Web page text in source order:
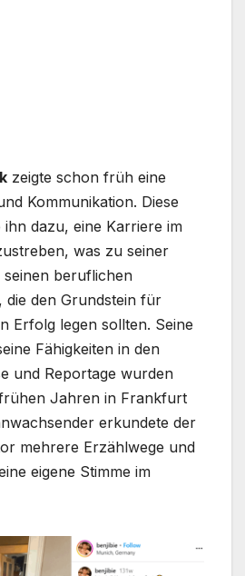
zeigte schon früh eine
Kommunikation. Diese
ihn dazu, eine Karriere im
was zu seiner
beruflichen
die den Grundstein für
Erfolg legen sollten. Seine
Fähigkeiten in den
und Reportage wurden
Jahren in Frankfurt
erkundete der
mehrere Erzählwege und
eigene Stimme im